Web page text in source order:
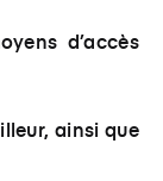
d’accès
ainsi que